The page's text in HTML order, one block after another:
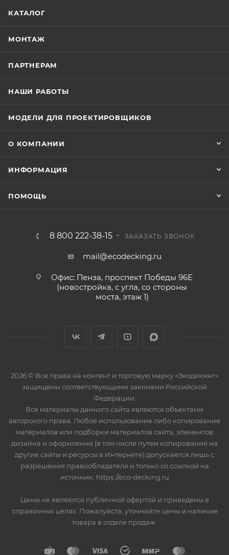
КАТАЛОГ
МОНТАЖ
ПАРТНЕРАМ
НАШИ РАБОТЫ
МОДЕЛИ ДЛЯ ПРОЕКТИРОВЩИКОВ
О КОМПАНИИ
ИНФОРМАЦИЯ
ПОМОЩЬ
8 800 222-38-15 ЗАКАЗАТЬ ЗВОНОК
mail@ecodecking.ru
Офис: Пенза, проспект Победы 96Е
(новостройка, с угла, со стороны
моста, этаж 1)
2026 © Все права на контент и торговую марку «Экодекинг»
защищены соответствующими законами Российской
Федерации.
Все материалы данного сайта являются объектами
авторского права. Любое использование либо копирование
материалов или подборки материалов сайта, элементов
дизайна и оформления (в том числе путем копирования на
другие сайты и ресурсы в Интернете) допускается лишь с
разрешения правообладателя и только со ссылкой на
источник: https://eco-decking.ru
Цены не являются публичной офертой и приведены в
справочных целях. Пожалуйста, уточняйте цены и наличие
товара в отделе продаж.